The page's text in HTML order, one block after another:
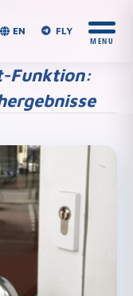
EN FLY
Funktion: